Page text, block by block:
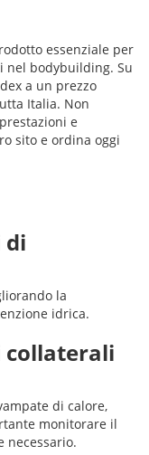
essenziale per
bodybuilding. Su
a un prezzo
Italia. Non
e
sito e ordina oggi
di
la
idrica.
collaterali
di calore,
monitorare il
necessario.